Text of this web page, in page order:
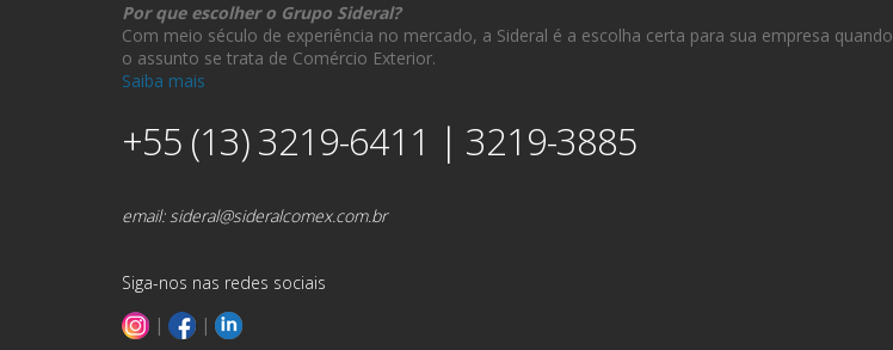
Por que escolher o Grupo Sideral?
Com meio século de experiência no mercado, a Sideral é a escolha certa para sua empresa quando
o assunto se trata de Comércio Exterior.
Saiba mais
+55 (13) 3219-6411 | 3219-3885
email:sideral@sideralcomex.com.br
Siga-nos nas redes sociais
|
|